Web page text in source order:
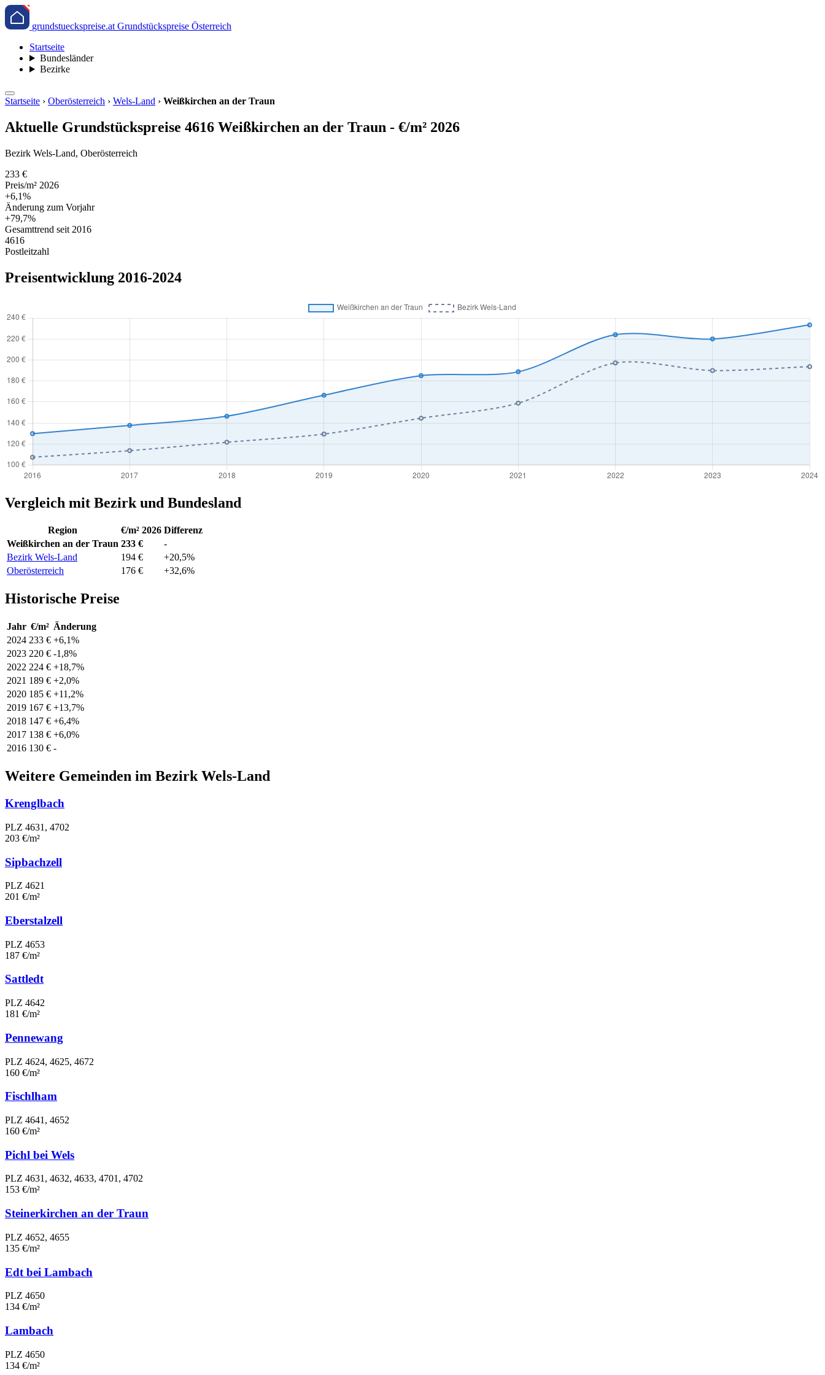
grundstueckspreise.at Grundstückspreise Österreich
Startseite
Bundesländer
Bezirke
Startseite › Oberösterreich › Wels-Land › Weißkirchen an der Traun
Aktuelle Grundstückspreise 4616 Weißkirchen an der Traun - €/m² 2026
Bezirk Wels-Land, Oberösterreich
233 €
Preis/m² 2026
+6,1%
Änderung zum Vorjahr
+79,7%
Gesamttrend seit 2016
4616
Postleitzahl
Preisentwicklung 2016-2024
Vergleich mit Bezirk und Bundesland
Region €/m² 2026 Differenz
Weißkirchen an der Traun 233 €
-
Bezirk Wels-Land
194 €
+20,5%
Oberösterreich
176 € +32,6%
Historische Preise
Jahr €/m² Änderung
2024 233 € +6,1%
2023 220 € -1,8%
2022 224 € +18,7%
2021 189 € +2,0%
2020 185 € +11,2%
2019 167 € +13,7%
2018 147 € +6,4%
2017 138 € +6,0%
2016 130 € -
Weitere Gemeinden im Bezirk Wels-Land
Krenglbach
PLZ 4631, 4702
203 €/m²
Sipbachzell
PLZ 4621
201 €/m²
Eberstalzell
PLZ 4653
187 €/m²
Sattledt
PLZ 4642
181 €/m²
Pennewang
PLZ 4624, 4625, 4672
160 €/m²
Fischlham
PLZ 4641, 4652
160 €/m²
Pichl bei Wels
PLZ 4631, 4632, 4633, 4701, 4702
153 €/m²
Steinerkirchen an der Traun
PLZ 4652, 4655
135 €/m²
Edt bei Lambach
PLZ 4650
134 €/m²
Lambach
PLZ 4650
134 €/m²